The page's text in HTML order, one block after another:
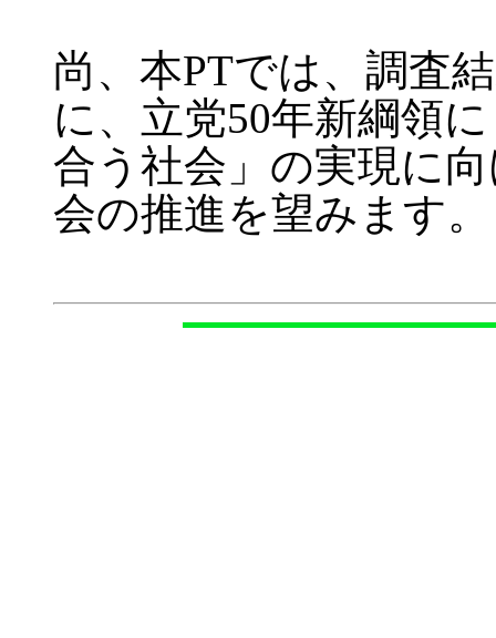
尚、本PTでは、調査
に、立党50年新綱領
合う社会」の実現に
会の推進を望みます。